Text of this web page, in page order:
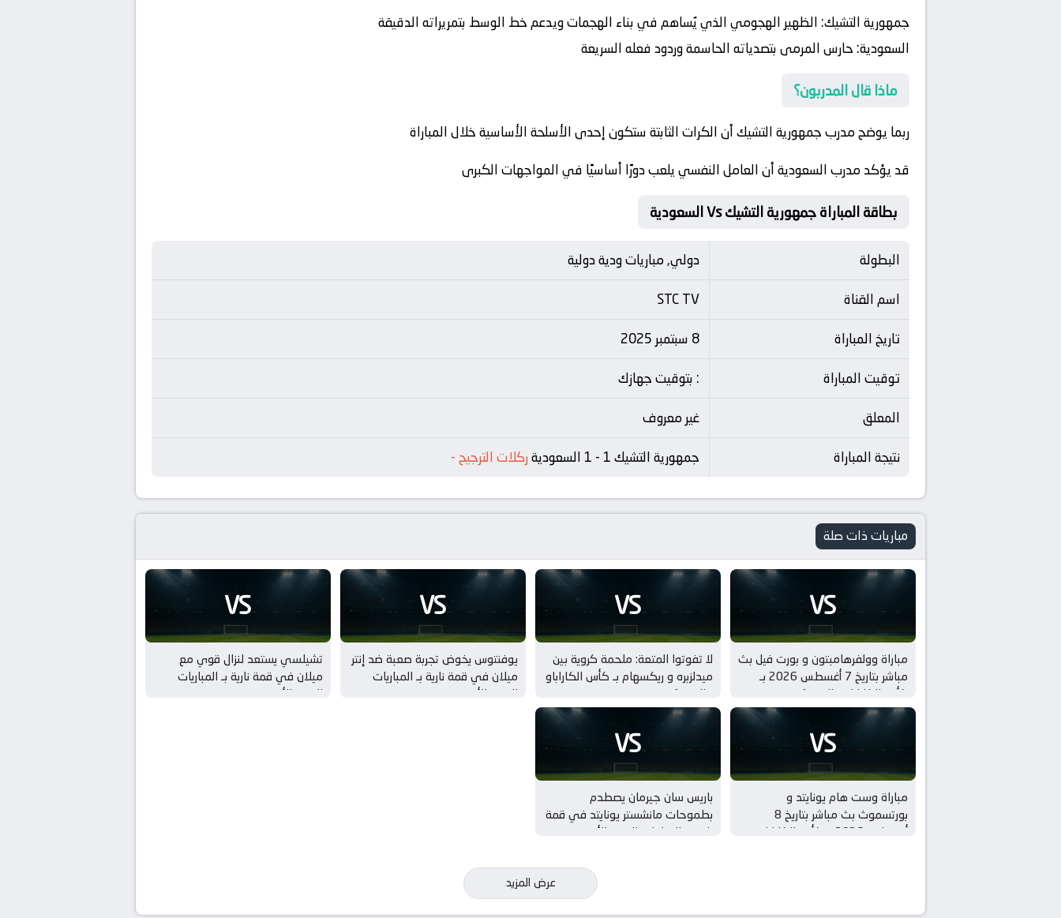
جمهورية التشيك: الظهير الهجومي الذي يُساهم في بناء الهجمات ويدعم خط الوسط بتمريراته الدقيقة
السعودية: حارس المرمى بتصدياته الحاسمة وردود فعله السريعة
ماذا قال المدربون؟
ربما يوضح مدرب جمهورية التشيك أن الكرات الثابتة ستكون إحدى الأسلحة الأساسية خلال المباراة
قد يؤكد مدرب السعودية أن العامل النفسي يلعب دورًا أساسيًا في المواجهات الكبرى
بطاقة المباراة جمهورية التشيك Vs السعودية
البطولة
دولي, مباريات ودية دولية
اسم القناة
STC TV
تاريخ المباراة
8 سبتمبر 2025
توقيت المباراة
: بتوقيت جهازك
المعلق
غير معروف
نتيجة المباراة
جمهورية التشيك 1 - 1 السعودية ركلات الترجيح-
مباريات ذات صلة
VS
مباراة وولفرهامبتون و بورت فيل بث
مباشر بتاريخ 7 أغسطس 2026 بـ
كأس الكاراباو – الدور 1
VS
لا تفوتوا المتعة: ملحمة كروية بين
ميدلزبره و ريكسهام بـ كأس الكاراباو
– الدور 1
VS
يوفنتوس يخوض تجربة صعبة ضد إنتر
ميلان في قمة نارية بـ المباريات
الودية للأندية
VS
تشيلسي يستعد لنزال قوي مع
ميلان في قمة نارية بـ المباريات
الودية للأندية
VS
مباراة وست هام يونايتد و
بورتسموث بث مباشر بتاريخ 8
أغسطس 2026 بـ كأس الكاراباو –
VS
باريس سان جيرمان يصطدم
بطموحات مانشستر يونايتد في قمة
نارية بـ المباريات الودية للأندية
عرض المزيد